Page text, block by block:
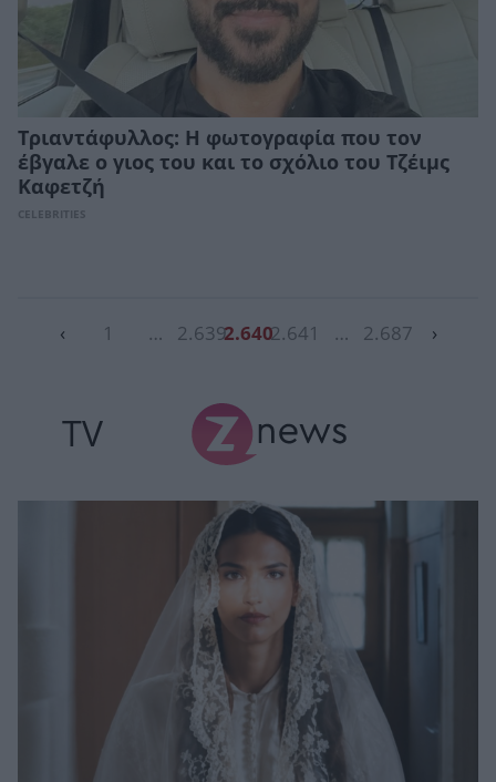
Τριαντάφυλλος: Η φωτογραφία που τον
έβγαλε ο γιος του και το σχόλιο του Τζέιμς
Καφετζή
CELEBRITIES
‹ 1 … 2.6392.6402.641 … 2.687 ›
TV